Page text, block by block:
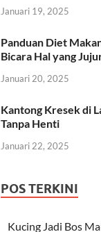
Januari 19, 2025
Panduan Diet
Bicara Hal yang
Januari 20, 2025
Kantong Kresek di
Tanpa Henti
Januari 22, 2025
POS TERKINI
Kucing Jadi Bos